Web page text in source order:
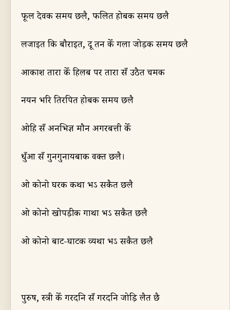
फूल देवक समय छलै,फलित होबक समय छलै
लजाइत कि बौराइत,दू तन केँ गला जोड़क समय छलै
आकाश तारा केँ हिलब पर तारा सँ उठैत चमक
नयन भरि तिरपित होबक समय छलै
ओहि सँ अनभिज्ञमौन अगरबत्ती केँ
धुँआ सँ गुनगुनायबाक वक्त छलै।
ओ कोनो घरक कथा भऽ सकैतछलै
ओ कोनोखोपड़ीक गाथा भऽ सकैत छलै
ओ कोनो बाट-घाटक व्यथा भऽ सकैत छलै
पुरुष,स्त्री केँ गरदनि सँ गरदनि जोड़ि लैत छै